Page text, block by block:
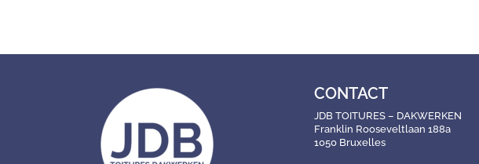
CONTACT
JDB TOITURES – DAKWERKEN
Franklin Rooseveltlaan 188a
1050 Bruxelles